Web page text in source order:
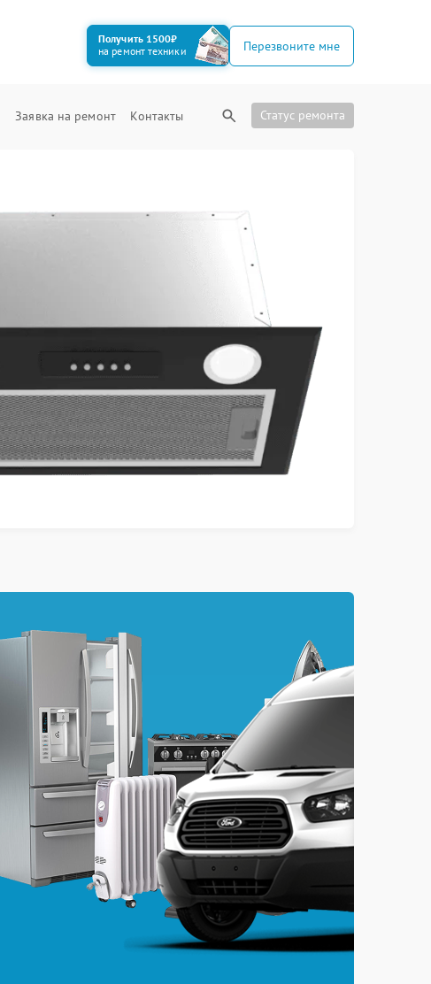
Получить 1500₽
на ремонт техники
Перезвоните мне
Заявка на ремонт Контакты Статус ремонта